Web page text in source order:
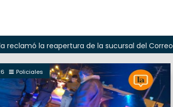
reapertura de la sucursal del Correo Argentino
Policiales